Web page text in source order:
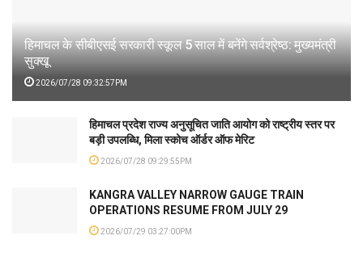
हिमाचल के सीबीएसई सरकारी स्कूल 5 साल में बनेंगे सर्वश्रेष्ठ: मुख्यमंत्री
सुक्खू
2026/07/28 09:32:57PM
हिमाचल प्रदेश राज्य अनुसूचित जाति आयोग को राष्ट्रीय स्तर पर
बड़ी उपलब्धि, मिला स्कोच ऑर्डर ऑफ मेरिट
2026/07/28 09:29:55PM
KANGRA VALLEY NARROW GAUGE TRAIN
OPERATIONS RESUME FROM JULY 29
2026/07/29 03:27:00PM